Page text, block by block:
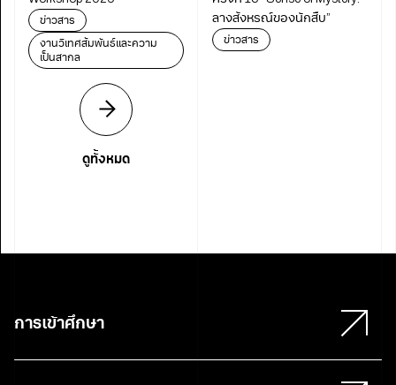
ข่าวสาร
งานวิเทศสัมพันธ์และความ
เป็นสากล
ลางสังหรณ์ของนักสืบ”
ข่าวสาร
ดูทั้งหมด
การเข้าศึกษา